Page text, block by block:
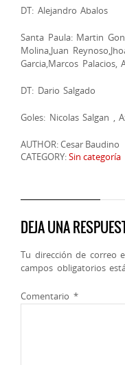
DT: Alejandro Abalos
Santa Paula: Martin
Molina,Juan
Garcia,Marcos Palacios,
DT: Dario Salgado
Goles: Nicolas Salgan ,
AUTHOR: Cesar Baudino
CATEGORY:Sin categoría
DEJA UNA
Tu dirección de correo
campos obligatorios
Comentario *